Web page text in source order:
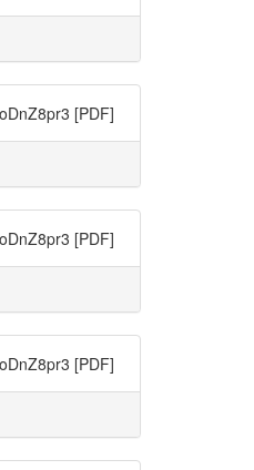
[PDF]
[PDF]
[PDF]